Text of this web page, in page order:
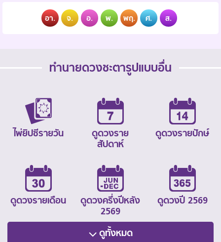
อา. จ. อ. พ. พฤ. ศ. ส.
ทำนายดวงชะตารูปแบบอื่น
ไพ่ยิปซีรายวัน
ดูดวงราย
สัปดาห์
ดูดวงรายปักษ์
ดูดวงรายเดือน
ดูดวงครึ่งปีหลัง
2569
ดูดวงปี 2569
ดูทั้งหมด